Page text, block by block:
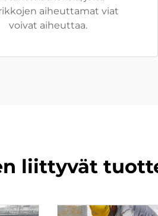
aiheuttamat viat
voivat aiheuttaa.
liittyvät